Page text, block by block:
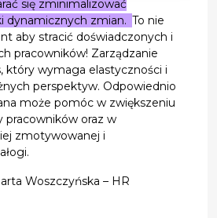
się zminimalizować
dynamicznych zmian. To nie
aby stracić doświadczonych i
pracowników! Zarządzanie
który wymaga elastyczności i
perspektyw. Odpowiednio
może pomóc w zwiększeniu
pracowników oraz w
zmotywowanej i
Woszczyńska – HR